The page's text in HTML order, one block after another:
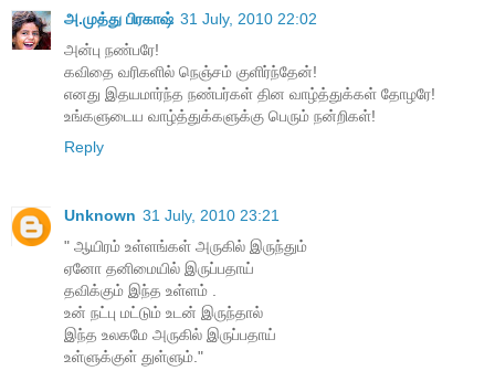
அ.முத்து பிரகாஷ் 31 July, 2010 22:02
அன்பு நண்பரே!
கவிதை வரிகளில் நெஞ்சம் குளிர்ந்தேன்!
எனது இதயமார்ந்த நண்பர்கள் தின வாழ்த்துக்கள் தோழரே!
உங்களுடைய வாழ்த்துக்களுக்கு பெரும் நன்றிகள்!
Reply
Unknown 31 July, 2010 23:21
" ஆயிரம் உள்ளங்கள் அருகில் இருந்தும்
ஏனோ தனிமையில் இருப்பதாய்
தவிக்கும் இந்த உள்ளம் .
உன் நட்பு மட்டும் உடன் இருந்தால்
இந்த உலகமே அருகில் இருப்பதாய்
உள்ளுக்குள் துள்ளும்."